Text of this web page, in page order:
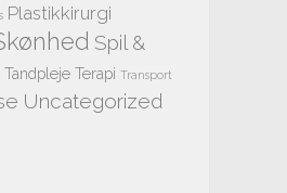
Plastikkirurgi
Spil &
Tandpleje Terapi Transport
Uncategorized